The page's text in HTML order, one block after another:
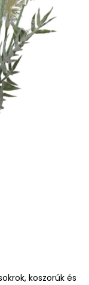
koszorúk és